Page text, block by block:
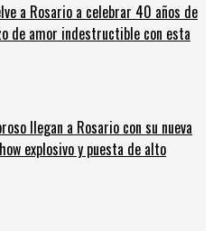
a Rosario a celebrar 40 años de
de amor indestructible con esta
llegan a Rosario con su nueva
explosivo y puesta de alto